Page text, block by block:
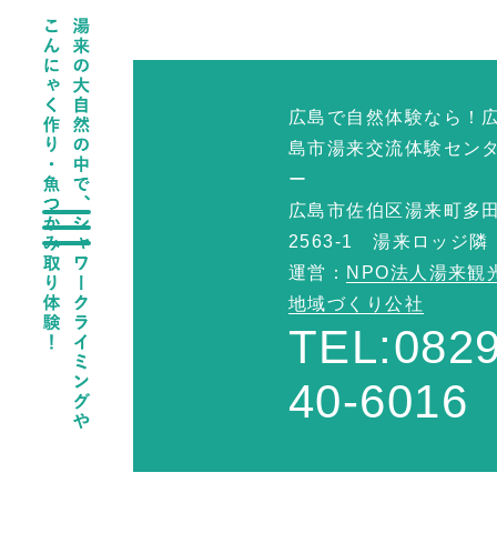
広島で自然体験なら！
島市湯来交流体験セン
ー
広島市佐伯区湯来町多
2563-1 湯来ロッジ隣
運営： NPO法人湯来観
地域づくり公社
40-6016